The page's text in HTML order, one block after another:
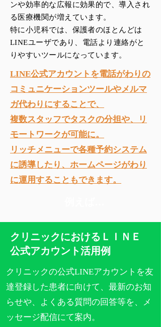
ンや効率的な広報に効果的で、導入され
る医療機関が増えています。
特に小児科では、保護者のほとんどは
LINEユーザであり、電話より連絡がと
りやすいツールになっています。
LINE公式アカウントを電話がわりの
コミュニケーションツールやメルマ
ガ代わりにすることで、
複数スタッフでタスクの分担や、リ
モートワークが可能に。
リッチメニューで各種予約システム
に誘導したり、ホームページがわり
に運用することもできます。
クリニックにおけるＬＩＮＥ
公式アカウント活用例
クリニックの公式LINEアカウントを友
達登録した患者に向けて、最新のお知
らせや、よくある質問の回答等を、メ
ッセージ配信にて案内。